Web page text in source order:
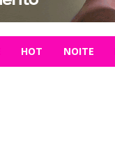
HOT NOITE